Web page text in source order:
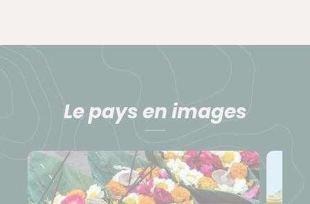
Le pays en images